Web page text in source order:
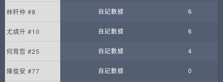
林粁仲 #8 自記數據 6
尤靖升 #10 自記數據 6
何育哲 #25 自記數據 4
陳俊安 #77 自記數據 0